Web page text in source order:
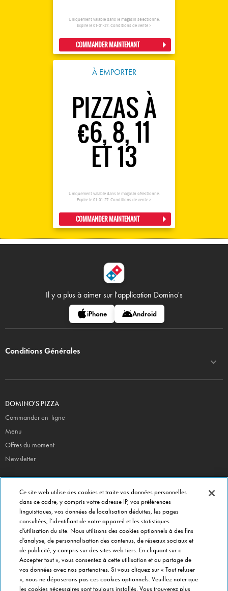
Uniquement valable dans le magasin sélectionné.
Expire le 01-01-27. Conditions de vente >
COMMANDER MAINTENANT
À EMPORTER
PIZZAS À
€6, 8, 11
ET 13
Uniquement valable dans le magasin sélectionné.
Expire le 01-01-27. Conditions de vente >
COMMANDER MAINTENANT
Il y a plus à aimer sur l'application Domino's
iPhone Android
Conditions Générales
DOMINO'S PIZZA
Commander en ligne
Menu
Offres du moment
Newsletter
Siège Social
Info magasins
Formulaire de Contact
Gérer vos préférences
INFO FRANCHISÉ
Franchise Domino's
Ce site web utilise des cookies et traite vos données personnelles
dans ce cadre, y compris votre adresse IP, vos préférences
linguistiques, vos données de localisation déduites, les pages
consultées, l’identifiant de votre appareil et les statistiques
d’utilisation du site. Nous utilisons des cookies optionnels à des fins
d’analyse, de personnalisation des contenus, de réseaux sociaux et
de publicité, y compris sur des sites web tiers. En cliquant sur «
Accepter tout », vous consentez à cette utilisation et au partage de
vos données avec nos partenaires. Si vous cliquez sur « Tout refuser
», nous ne déposerons pas ces cookies optionnels. Veuillez noter que
les cookies nécessaires sont toujours installés. Vous trouverez plus